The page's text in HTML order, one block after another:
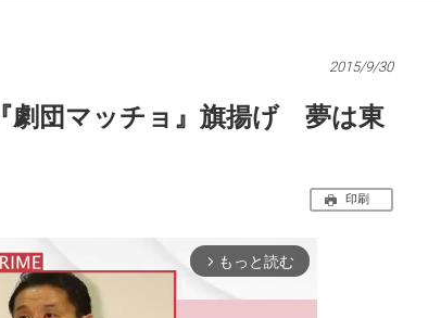
2015/9/30
劇団マッチョ』旗揚げ 夢は東
印刷
arrow_forward_ios もっと読む